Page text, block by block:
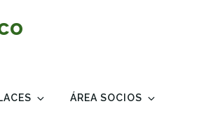
ÁREA SOCIOS